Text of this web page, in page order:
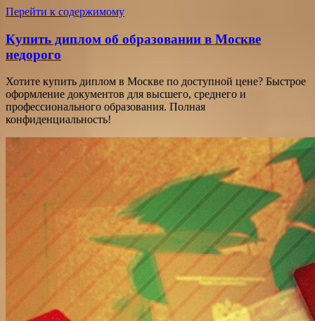
Перейти к содержимому
Купить диплом об образовании в Москве
недорого
Хотите купить диплом в Москве по доступной цене? Быстрое
оформление документов для высшего, среднего и
профессионального образования. Полная
конфиденциальность!